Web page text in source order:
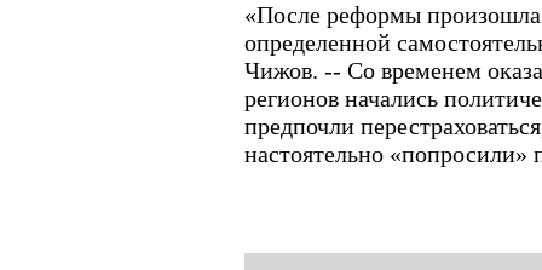
«После реформы произошла
определенной
Чижов. -- Со временем
регионов начались
предпочли
настоятельно «попросили»